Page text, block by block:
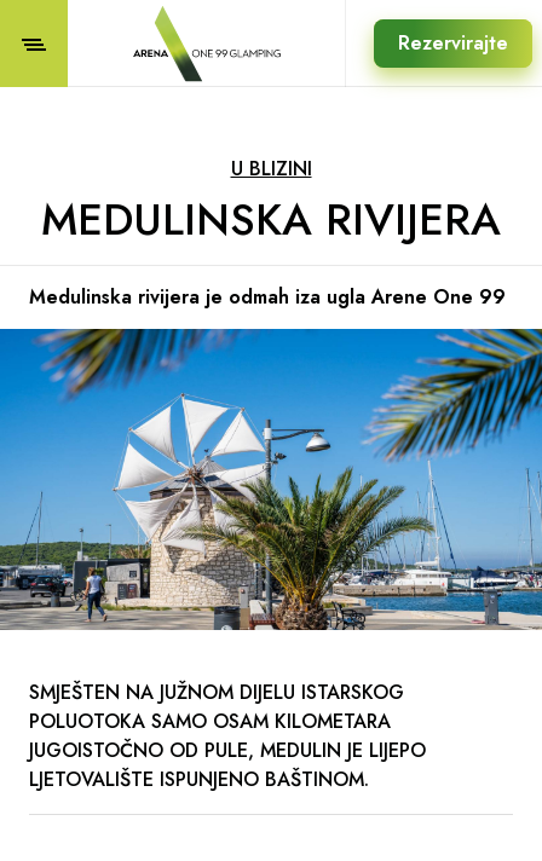
Rezervirajte
U BLIZINI
MEDULINSKA RIVIJERA
Medulinska rivijera je odmah iza ugla Arene One 99
SMJEŠTEN NA JUŽNOM DIJELU ISTARSKOG
POLUOTOKA SAMO OSAM KILOMETARA
JUGOISTOČNO OD PULE, MEDULIN JE LIJEPO
LJETOVALIŠTE ISPUNJENO BAŠTINOM.